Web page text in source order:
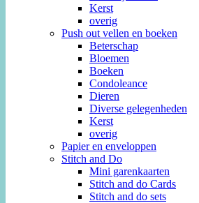
Kerst
overig
Push out vellen en boeken
Beterschap
Bloemen
Boeken
Condoleance
Dieren
Diverse gelegenheden
Kerst
overig
Papier en enveloppen
Stitch and Do
Mini garenkaarten
Stitch and do Cards
Stitch and do sets